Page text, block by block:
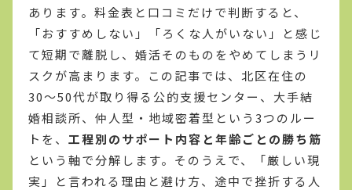
あります。料金表と口コミだけで判断すると、
「おすすめしない」「ろくな人がいない」と感じ
て短期で離脱し、婚活そのものをやめてしまうリ
スクが高まります。この記事では、北区在住の
30〜50代が取り得る公的支援センター、大手結
婚相談所、仲人型・地域密着型という3つのルー
トを、 工程別のサポート内容と年齢ごとの勝ち筋
という軸で分解します。そのうえで、「厳しい現
実」と言われる理由と避け方、途中で挫折する人